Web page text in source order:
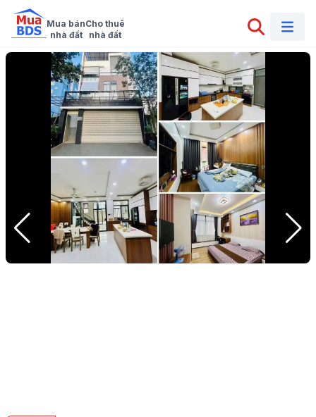
Mua bán
nhà đất
Cho thuê
nhà đất